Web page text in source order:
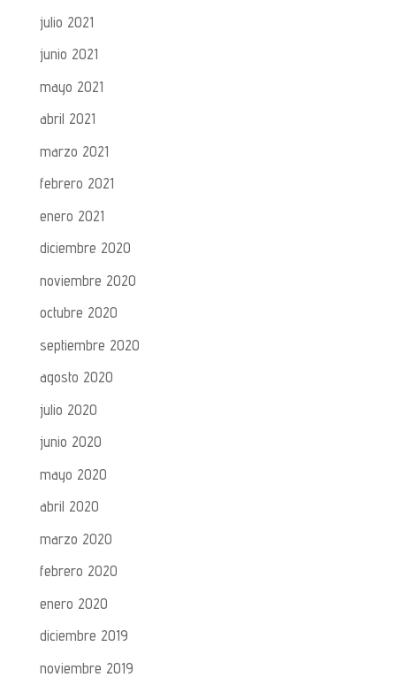
julio 2021
junio 2021
mayo 2021
abril 2021
marzo 2021
febrero 2021
enero 2021
diciembre 2020
noviembre 2020
octubre 2020
septiembre 2020
agosto 2020
julio 2020
junio 2020
mayo 2020
abril 2020
marzo 2020
febrero 2020
enero 2020
diciembre 2019
noviembre 2019